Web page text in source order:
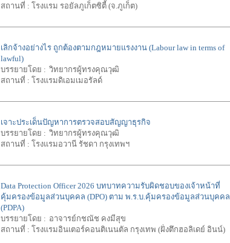
สถานที่ : โรงแรม รอยัลภูเก็ตซิตี้ (จ.ภูเก็ต)
เลิกจ้างอย่างไร ถูกต้องตามกฎหมายแรงงาน (Labour law in terms of
lawful)
บรรยายโดย : วิทยากรผู้ทรงคุณวุฒิ
สถานที่ : โรงแรมดิเอมเมอรัลด์
เจาะประเด็นปัญหาการตรวจสอบสัญญาธุรกิจ
บรรยายโดย : วิทยากรผู้ทรงคุณวุฒิ
สถานที่ : โรงแรมอวานี รัชดา กรุงเทพฯ
Data Protection Officer 2026 บทบาทความรับผิดชอบของเจ้าหน้าที่
คุ้มครองข้อมูลส่วนบุคคล (DPO) ตาม พ.ร.บ.คุ้มครองข้อมูลส่วนบุคคล
(PDPA)
บรรยายโดย : อาจารย์กชณัช คงมีสุข
สถานที่ : โรงแรมอินเตอร์คอนติเนนตัล กรุงเทพ (ฝั่งตึกฮอลิเดย์ อินน์)